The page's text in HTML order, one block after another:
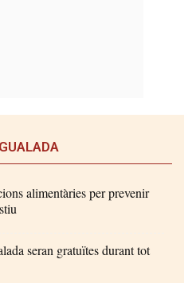
alimentàries per prevenir
seran gratuïtes durant tot